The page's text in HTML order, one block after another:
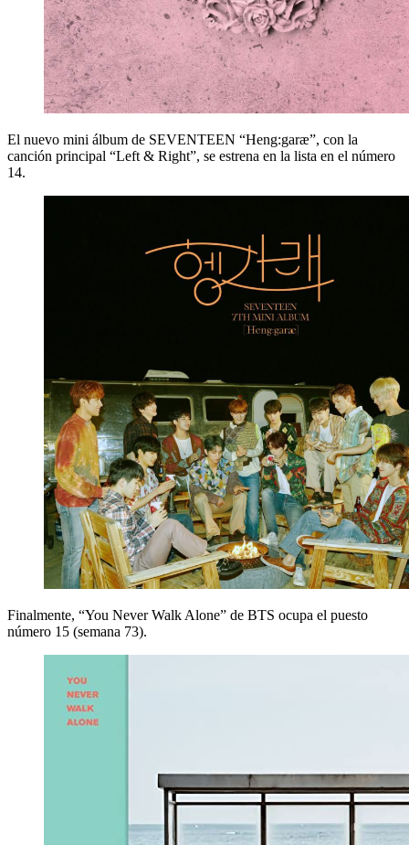
El nuevo mini álbum de SEVENTEEN “Heng:garæ”, con la
canción principal “Left & Right”, se estrena en la lista en el número
14.
Finalmente, “You Never Walk Alone” de BTS ocupa el puesto
número 15 (semana 73).